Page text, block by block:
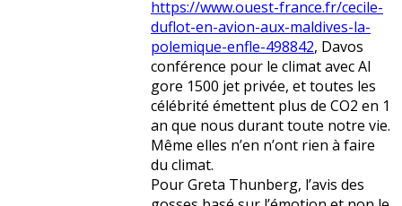
https://www.ouest-france.fr/cecile-
duflot-en-avion-aux-maldives-la-
polemique-enfle-498842, Davos
conférence pour le climat avec Al
gore 1500 jet privée, et toutes les
célébrité émettent plus de CO2 en 1
an que nous durant toute notre vie.
Même elles n’en n’ont rien à faire
du climat.
Pour Greta Thunberg, l’avis des